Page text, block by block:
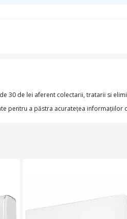
la racire SEER
30 de lei aferent colectarii, tratarii si
pentru a păstra acurateţea